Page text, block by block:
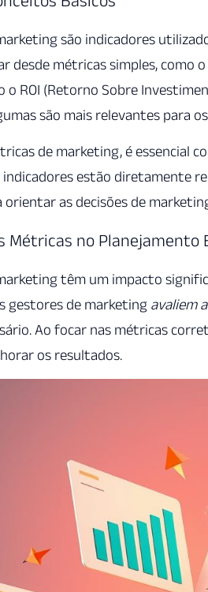
são indicadores
desde métricas simples, como
o ROI (Retorno Sobre
são mais relevantes para
de marketing, é essencial
estão diretamente
orientar as decisões de
Métricas no Planejamento
têm um impacto
gestores de marketing avaliem
Ao focar nas métricas
os resultados.